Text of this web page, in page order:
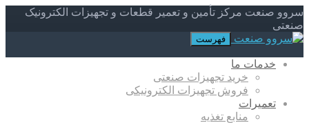
سروو صنعت مرکز تأمین و تعمیر قطعات و تجهیزات الکترونیک
صنعتی
فهرست
خدمات ما
خرید تجهیزات صنعتی
فروش تجهیزات الکترونیکی
تعمیرات
منابع تغذیه